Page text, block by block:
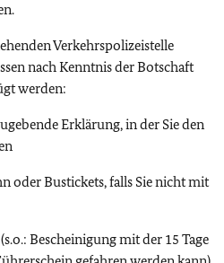
Verkehrspolizeistelle
nach Kenntnis der Botschaft
werden:
Erklärung, in der Sie den
oder Bustickets, falls Sie nicht mit
Bescheinigung mit der 15 Tage